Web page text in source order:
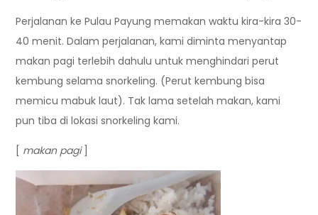
Perjalanan ke Pulau Payung memakan waktu kira-kira 30-
40 menit. Dalam perjalanan, kami diminta menyantap
makan pagi terlebih dahulu untuk menghindari perut
kembung selama snorkeling. (Perut kembung bisa
memicu mabuk laut). Tak lama setelah makan, kami
pun tiba di lokasi snorkeling kami.
makan pagi